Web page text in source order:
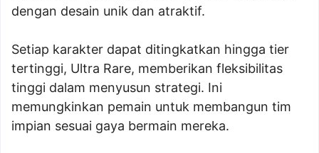
dengan desain unik dan atraktif.
Setiap karakter dapat ditingkatkan hingga tier
tertinggi, Ultra Rare, memberikan fleksibilitas
tinggi dalam menyusun strategi. Ini
memungkinkan pemain untuk membangun tim
impian sesuai gaya bermain mereka.